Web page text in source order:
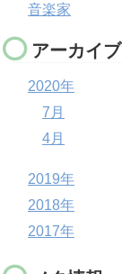
音楽家
アーカイブ
2020年
7月
4月
2019年
2018年
2017年